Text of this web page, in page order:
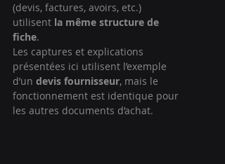
(devis, factures, avoirs, etc.)
utilisent la même structure de
fiche.
Les captures et explications
présentées ici utilisent l’exemple
d’un devis fournisseur, mais le
fonctionnement est identique pour
les autres documents d’achat.